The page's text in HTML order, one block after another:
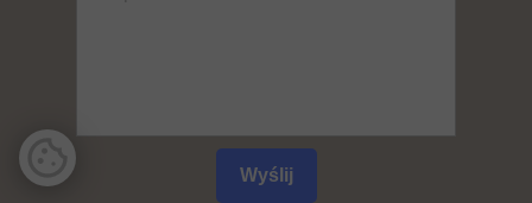
Wyślij